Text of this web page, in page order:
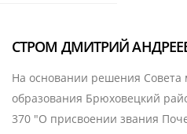
СТРОМ ДМИТРИЙ
На основании решения Совета
образования Брюховецкий
370 "О присвоении звания